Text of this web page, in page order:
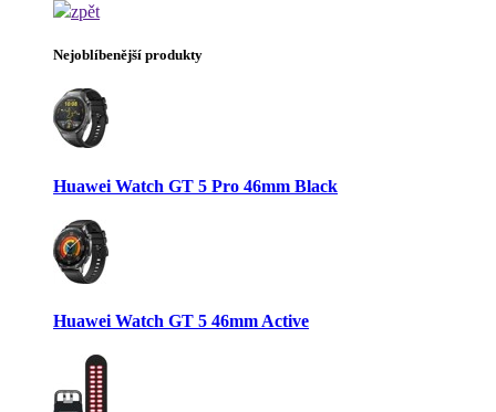
zpět
Nejoblíbenější produkty
Huawei Watch GT 5 Pro 46mm Black
Huawei Watch GT 5 46mm Active